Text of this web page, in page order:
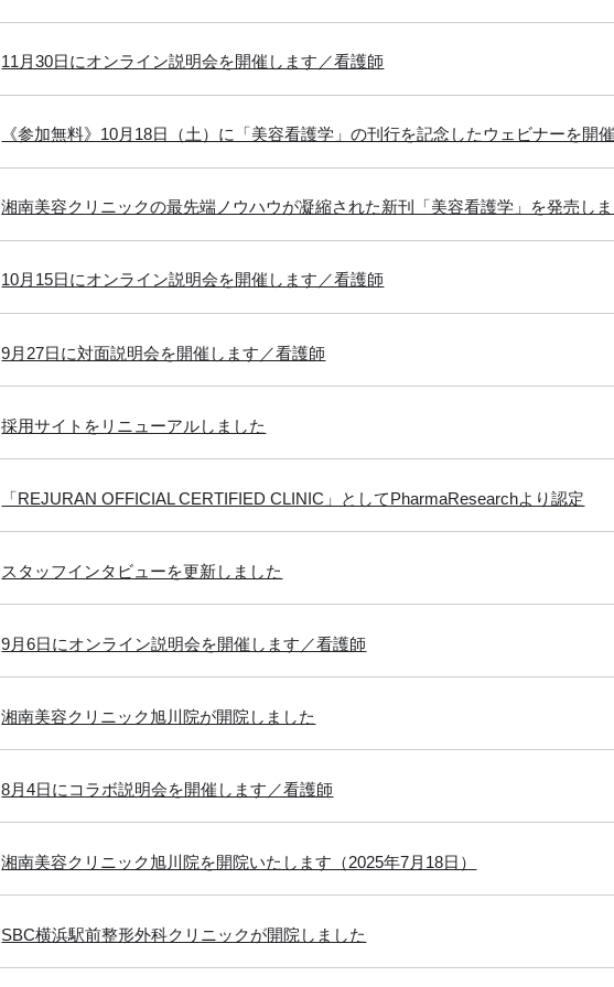
11月30日にオンライン説明会を開催します／看護師
《参加無料》10月18日（土）に「美容看護学」の刊行を記念したウェビナーを開
湘南美容クリニックの最先端ノウハウが凝縮された新刊「美容看護学」を発売し
10月15日にオンライン説明会を開催します／看護師
9月27日に対面説明会を開催します／看護師
採用サイトをリニューアルしました
「REJURAN OFFICIAL CERTIFIED CLINIC」としてPharmaResearchより認定
スタッフインタビューを更新しました
9月6日にオンライン説明会を開催します／看護師
湘南美容クリニック旭川院が開院しました
8月4日にコラボ説明会を開催します／看護師
湘南美容クリニック旭川院を開院いたします（2025年7月18日）
SBC横浜駅前整形外科クリニックが開院しました